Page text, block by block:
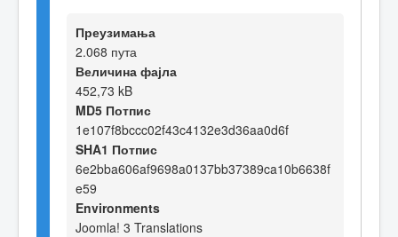
Преузимања
2.068 пута
Величина фајла
452,73 kB
MD5 Потпис
1e107f8bccc02f43c4132e3d36aa0d6f
SHA1 Потпис
6e2bba606af9698a0137bb37389ca10b6638f
e59
Environments
Joomla! 3 Translations